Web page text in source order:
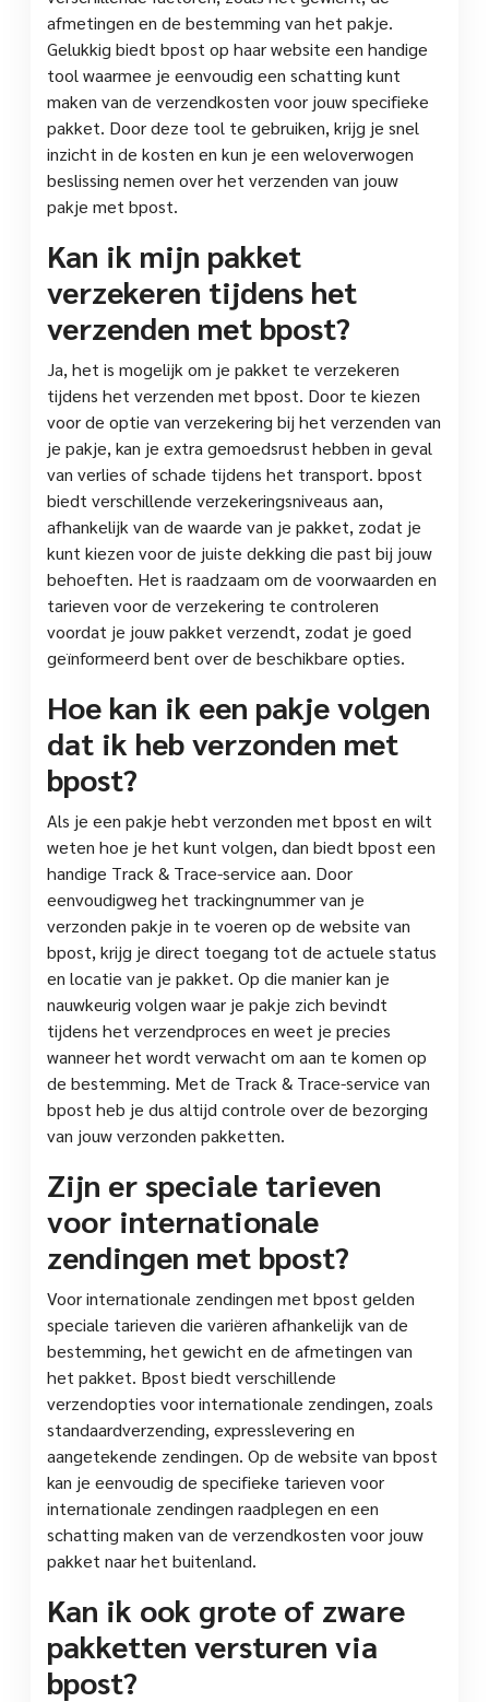
afmetingen en de bestemming van het pakje.
Gelukkig biedt bpost op haar website een handige
tool waarmee je eenvoudig een schatting kunt
maken van de verzendkosten voor jouw specifieke
pakket. Door deze tool te gebruiken, krijg je snel
inzicht in de kosten en kun je een weloverwogen
beslissing nemen over het verzenden van jouw
pakje met bpost.
Kan ik mijn pakket
verzekeren tijdens het
verzenden met bpost?
Ja, het is mogelijk om je pakket te verzekeren
tijdens het verzenden met bpost. Door te kiezen
voor de optie van verzekering bij het verzenden van
je pakje, kan je extra gemoedsrust hebben in geval
van verlies of schade tijdens het transport. bpost
biedt verschillende verzekeringsniveaus aan,
afhankelijk van de waarde van je pakket, zodat je
kunt kiezen voor de juiste dekking die past bij jouw
behoeften. Het is raadzaam om de voorwaarden en
tarieven voor de verzekering te controleren
voordat je jouw pakket verzendt, zodat je goed
geïnformeerd bent over de beschikbare opties.
Hoe kan ik een pakje volgen
dat ik heb verzonden met
bpost?
Als je een pakje hebt verzonden met bpost en wilt
weten hoe je het kunt volgen, dan biedt bpost een
handige Track & Trace-service aan. Door
eenvoudigweg het trackingnummer van je
verzonden pakje in te voeren op de website van
bpost, krijg je direct toegang tot de actuele status
en locatie van je pakket. Op die manier kan je
nauwkeurig volgen waar je pakje zich bevindt
tijdens het verzendproces en weet je precies
wanneer het wordt verwacht om aan te komen op
de bestemming. Met de Track & Trace-service van
bpost heb je dus altijd controle over de bezorging
van jouw verzonden pakketten.
Zijn er speciale tarieven
voor internationale
zendingen met bpost?
Voor internationale zendingen met bpost gelden
speciale tarieven die variëren afhankelijk van de
bestemming, het gewicht en de afmetingen van
het pakket. Bpost biedt verschillende
verzendopties voor internationale zendingen, zoals
standaardverzending, expresslevering en
aangetekende zendingen. Op de website van bpost
kan je eenvoudig de specifieke tarieven voor
internationale zendingen raadplegen en een
schatting maken van de verzendkosten voor jouw
pakket naar het buitenland.
Kan ik ook grote of zware
pakketten versturen via
bpost?